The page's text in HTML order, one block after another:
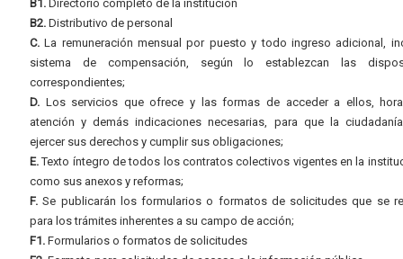
B1. Directorio completo de la institución
B2. Distributivo de personal
C. La remuneración mensual por puesto y todo ingreso adicional,
sistema de compensación, según lo establezcan las
correspondientes;
D. Los servicios que ofrece y las formas de acceder a ellos,
atención y demás indicaciones necesarias, para que la
ejercer sus derechos y cumplir sus obligaciones;
E.Texto íntegro de todos los contratos colectivos vigentes en la
como sus anexos y reformas;
F. Se publicarán los formularios o formatos de solicitudes que se
para los trámites inherentes a su campo de acción;
F1. Formularios o formatos de solicitudes